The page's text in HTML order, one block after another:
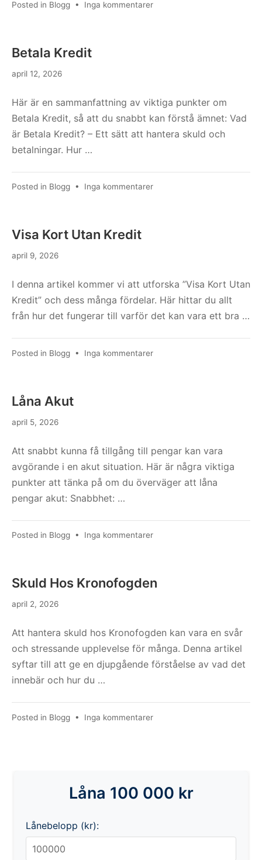
Posted in Blogg • Inga kommentarertill
Betala Kredit
april 12, 2026
Här är en sammanfattning av viktiga punkter om
Betala Kredit, så att du snabbt kan förstå ämnet: Vad
är Betala Kredit? – Ett sätt att hantera skuld och
betalningar. Hur …
Posted in Blogg • Inga kommentarertill
Visa Kort Utan Kredit
april 9, 2026
I denna artikel kommer vi att utforska ”Visa Kort Utan
Kredit” och dess många fördelar. Här hittar du allt
från hur det fungerar till varför det kan vara ett bra …
Posted in Blogg • Inga kommentarertill
Låna Akut
april 5, 2026
Att snabbt kunna få tillgång till pengar kan vara
avgörande i en akut situation. Här är några viktiga
punkter att tänka på om du överväger att låna
pengar akut: Snabbhet: …
Posted in Blogg • Inga kommentarertill
Skuld Hos Kronofogden
april 2, 2026
Att hantera skuld hos Kronofogden kan vara en svår
och stressande upplevelse för många. Denna artikel
syftar till att ge en djupgående förståelse av vad det
innebär och hur du …
Posted in Blogg • Inga kommentarertill
Låna 100 000 kr
Lånebelopp (kr):